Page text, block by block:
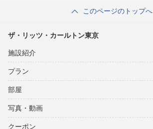
このページのトップへ
ザ・リッツ・カールトン東京
施設紹介
プラン
部屋
写真・動画
クーポン